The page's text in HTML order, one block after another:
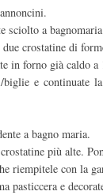
sciolto a
crostatine di
in forno già caldo
e continuate
a bagno maria.
più alte.
riempitele con la
pasticcera e